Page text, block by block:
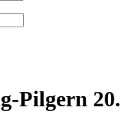
Pilgern 20.